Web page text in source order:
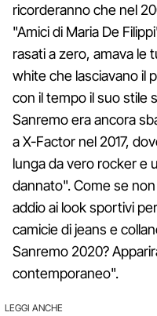
ricorderanno che nel
"Amici di Maria De
rasati a zero, amava
white che lasciavano il
con il tempo il suo stile
Sanremo era ancora
a X-Factor nel 2017,
lunga da vero rocker e
dannato". Come se
addio ai look sportivi
camicie di jeans e
Sanremo 2020?
contemporaneo".
LEGGI ANCHE